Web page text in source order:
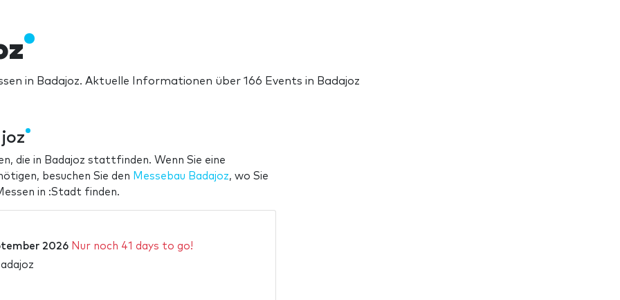
in Badajoz. Aktuelle Informationen über 166 Events in Badajoz
die in Badajoz stattfinden. Wenn Sie eine
besuchen Sie den Messebau Badajoz, wo Sie
in :Stadt finden.
2026 Nur noch 41 days to go!